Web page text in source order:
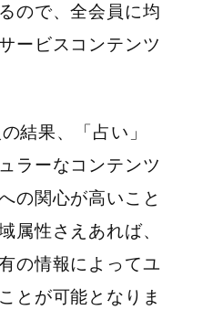
ので、全会員に均
ービスコンテンツ
結果、「占い」
ラーなコンテンツ
の関心が高いこと
属性さえあれば、
の情報によってユ
とが可能となりま